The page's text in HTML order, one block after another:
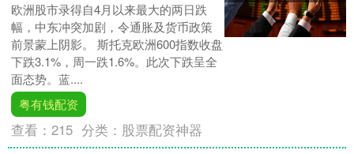
欧洲股市录得自4月以来最大的两日跌
幅，中东冲突加剧，令通胀及货币政策
前景蒙上阴影。 斯托克欧洲600指数收盘
下跌3.1%，周一跌1.6%。此次下跌呈全
面态势。蓝....
粤有钱配资
查看：215 分类： 股票配资神器